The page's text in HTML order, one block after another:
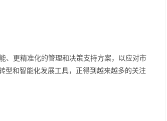
、更精准化的管理和决策支持方案，以应对市
型和智能化发展工具，正得到越来越多的关注